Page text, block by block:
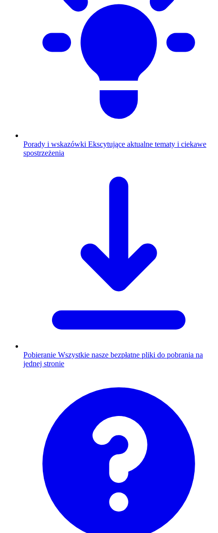
Porady i wskazówki Ekscytujące aktualne tematy i ciekawe
spostrzeżenia
Pobieranie Wszystkie nasze bezpłatne pliki do pobrania na
jednej stronie